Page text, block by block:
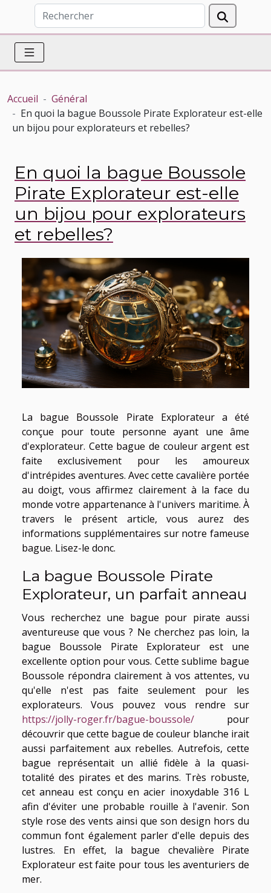
Accueil
Général
En quoi la bague Boussole Pirate Explorateur est-elle
un bijou pour explorateurs et rebelles?
En quoi la bague Boussole
Pirate Explorateur est-elle
un bijou pour explorateurs
et rebelles?
La bague Boussole Pirate Explorateur a été
conçue pour toute personne ayant une âme
d'explorateur. Cette bague de couleur argent est
faite exclusivement pour les amoureux
d'intrépides aventures. Avec cette cavalière portée
au doigt, vous affirmez clairement à la face du
monde votre appartenance à l'univers maritime. À
travers le présent article, vous aurez des
informations supplémentaires sur notre fameuse
bague. Lisez-le donc.
La bague Boussole Pirate
Explorateur, un parfait anneau
Vous recherchez une bague pour pirate aussi
aventureuse que vous ? Ne cherchez pas loin, la
bague Boussole Pirate Explorateur est une
excellente option pour vous. Cette sublime bague
Boussole répondra clairement à vos attentes, vu
qu'elle n'est pas faite seulement pour les
explorateurs. Vous pouvez vous rendre sur
https://jolly-roger.fr/bague-boussole/ pour
découvrir que cette bague de couleur blanche irait
aussi parfaitement aux rebelles. Autrefois, cette
bague représentait un allié fidèle à la quasi-
totalité des pirates et des marins. Très robuste,
cet anneau est conçu en acier inoxydable 316 L
afin d'éviter une probable rouille à l'avenir. Son
style rose des vents ainsi que son design hors du
commun font également parler d'elle depuis des
lustres. En effet, la bague chevalière Pirate
Explorateur est faite pour tous les aventuriers de
mer.